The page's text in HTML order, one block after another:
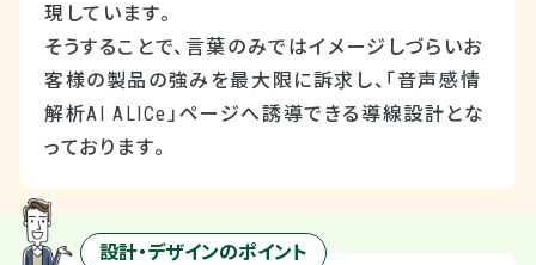
現しています。
そうすることで、言葉のみではイメージしづらいお
客様の製品の強みを最大限に訴求し、「音声感情
解析AI ALICe 」ページへ誘導できる導線設計とな
っております。
設計・デザインのポイント